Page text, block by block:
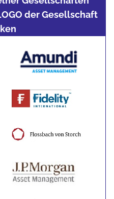
der Gesellschaft